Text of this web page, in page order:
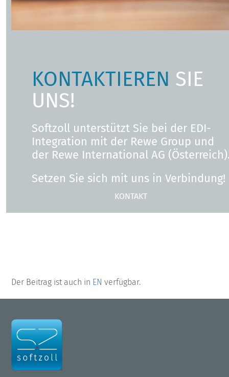
KONTAKTIEREN SIE
UNS!
Softzoll unterstützt Sie bei der EDI-
Integration mit der Rewe Group und
der Rewe International AG
Setzen Sie sich mit uns in Verbindung!
KONTAKT
Der Beitrag ist auch in EN verfügbar.